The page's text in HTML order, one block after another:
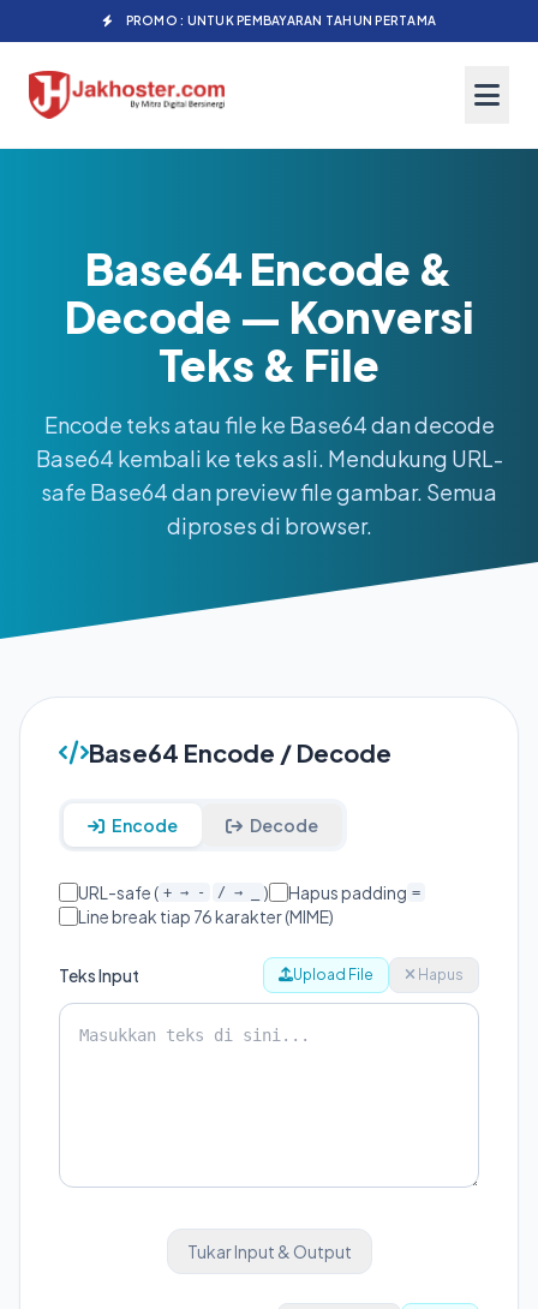
PROMO : UNTUK PEMBAYARAN TAHUN PERTAMA
Base64 Encode &
Decode — Konversi
Teks & File
Encode teks atau file ke Base64 dan decode
Base64 kembali ke teks asli. Mendukung URL-
safe Base64 dan preview file gambar. Semua
diproses di browser.
Base64 Encode / Decode
Encode Decode
URL-safe ( + → - / → _ ) Hapus padding =
Line break tiap 76 karakter (MIME)
Teks Input Upload File Hapus
Tukar Input & Output